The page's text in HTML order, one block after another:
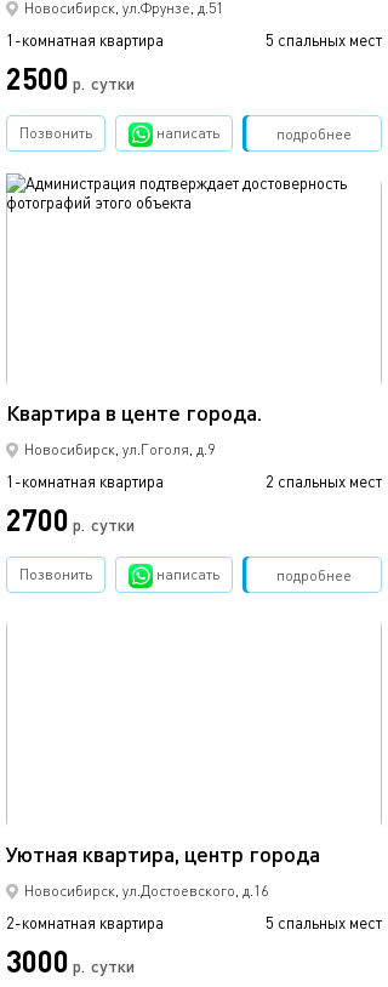
Новосибирск, ул.Фрунзе, д.51
1-комнатная квартира 5 спальных мест
2500 р. сутки
подробнее
Позвонить написать Забронировать
Квартира в центе города.
Новосибирск, ул.Гоголя, д.9
1-комнатная квартира 2 спальных мест
2700 р. сутки
обновлено 20.09.2022
подробнее
Позвонить написать Забронировать
Уютная квартира, центр города
Новосибирск, ул.Достоевского, д.16
2-комнатная квартира 5 спальных мест
3000 р. сутки